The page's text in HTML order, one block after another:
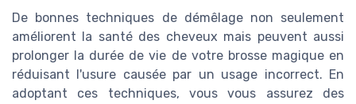
De bonnes techniques de démêlage non seulement
améliorent la santé des cheveux mais peuvent aussi
prolonger la durée de vie de votre brosse magique en
réduisant l'usure causée par un usage incorrect. En
adoptant ces techniques, vous vous assurez des